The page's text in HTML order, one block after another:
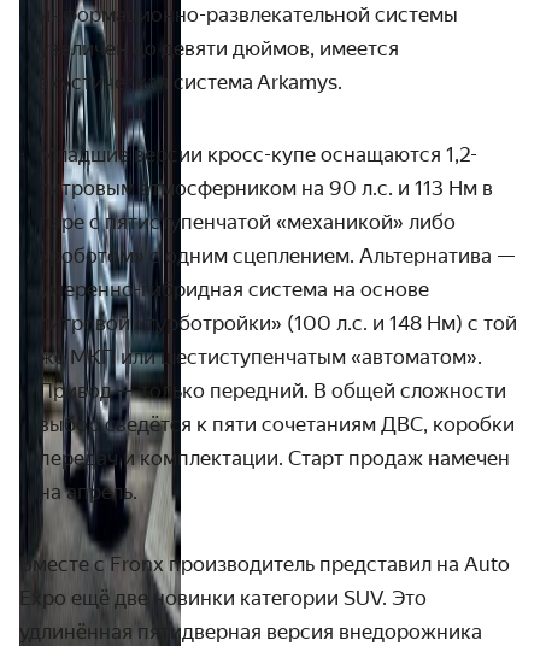
информационно-развлекательной системы
увеличен до девяти дюймов, имеется
акустическая система Arkamys.
Младшие версии кросс-купе оснащаются 1,2-
литровым атмосферником на 90 л.с. и 113 Нм в
паре с пятиступенчатой «механикой» либо
«роботом» с одним сцеплением. Альтернатива —
умеренно-гибридная система на основе
литровой «турботройки» (100 л.с. и 148 Нм) с той
же МКП или шестиступенчатым «автоматом».
Привод — только передний. В общей сложности
выбор сведётся к пяти сочетаниям ДВС, коробки
передач и комплектации. Старт продаж намечен
на апрель.
Вместе с Fronx производитель представил на Auto
Expo ещё две новинки категории SUV. Это
удлинённая пятидверная версия внедорожника